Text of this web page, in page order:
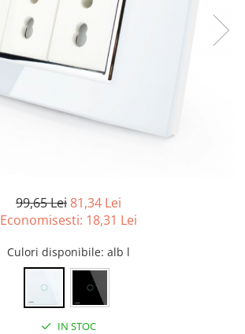
99,65 Lei81,34 Lei
Economisesti: 18,31 Lei
Culori disponibile: alb l
IN STOC